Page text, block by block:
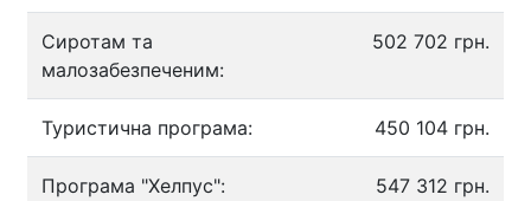
Сиротам та
малозабезпеченим:
502 702 грн.
Туристична програма: 450 104 грн.
Програма "Хелпус": 547 312 грн.